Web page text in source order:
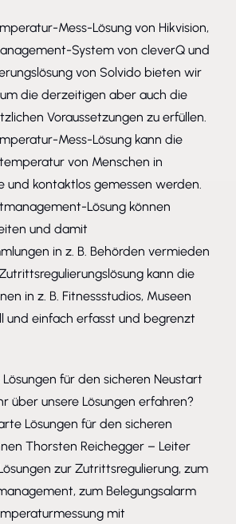
Mess-Lösung von Hikvision,
System von cleverQ und
von Solvido bieten wir
die derzeitigen aber auch die
Voraussetzungen zu erfüllen.
Mess-Lösung kann die
von Menschen in
und kontaktlos gemessen werden.
Lösung können
und damit
in z. B. Behörden vermieden
kann die
in z. B. Fitnessstudios, Museen
und einfach erfasst und begrenzt
für den sicheren Neustart
über unsere Lösungen erfahren?
Lösungen für den sicheren
Thorsten Reichegger – Leiter
zur Zutrittsregulierung, zum
zum Belegungsalarm
mit